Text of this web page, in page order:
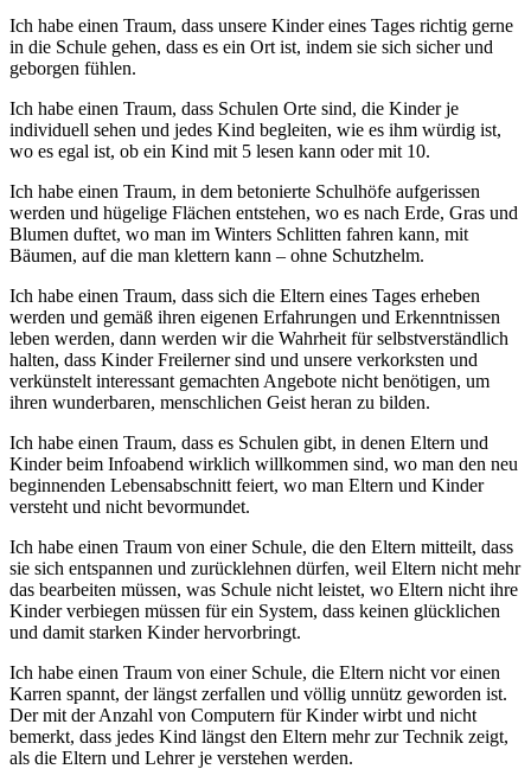
Ich habe einen Traum, dass unsere Kinder eines Tages richtig gerne
in die Schule gehen, dass es ein Ort ist, indem sie sich sicher und
geborgen fühlen.
Ich habe einen Traum, dass Schulen Orte sind, die Kinder je
individuell sehen und jedes Kind begleiten, wie es ihm würdig ist,
wo es egal ist, ob ein Kind mit 5 lesen kann oder mit 10.
Ich habe einen Traum, in dem betonierte Schulhöfe aufgerissen
werden und hügelige Flächen entstehen, wo es nach Erde, Gras und
Blumen duftet, wo man im Winters Schlitten fahren kann, mit
Bäumen, auf die man klettern kann – ohne Schutzhelm.
Ich habe einen Traum, dass sich die Eltern eines Tages erheben
werden und gemäß ihren eigenen Erfahrungen und Erkenntnissen
leben werden, dann werden wir die Wahrheit für selbstverständlich
halten, dass Kinder Freilerner sind und unsere verkorksten und
verkünstelt interessant gemachten Angebote nicht benötigen, um
ihren wunderbaren, menschlichen Geist heran zu bilden.
Ich habe einen Traum, dass es Schulen gibt, in denen Eltern und
Kinder beim Infoabend wirklich willkommen sind, wo man den neu
beginnenden Lebensabschnitt feiert, wo man Eltern und Kinder
versteht und nicht bevormundet.
Ich habe einen Traum von einer Schule, die den Eltern mitteilt, dass
sie sich entspannen und zurücklehnen dürfen, weil Eltern nicht mehr
das bearbeiten müssen, was Schule nicht leistet, wo Eltern nicht ihre
Kinder verbiegen müssen für ein System, dass keinen glücklichen
und damit starken Kinder hervorbringt.
Ich habe einen Traum von einer Schule, die Eltern nicht vor einen
Karren spannt, der längst zerfallen und völlig unnütz geworden ist.
Der mit der Anzahl von Computern für Kinder wirbt und nicht
bemerkt, dass jedes Kind längst den Eltern mehr zur Technik zeigt,
als die Eltern und Lehrer je verstehen werden.